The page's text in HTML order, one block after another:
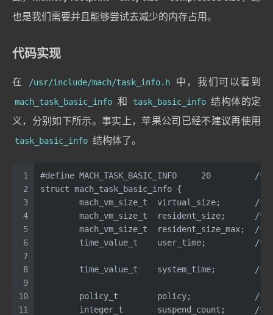
也是我们需要并且能够尝试去减少的内存占用。
代码实现
在 /usr/include/mach/task_info.h
中，我们可以看到
mach_task_basic_info 和 task_basic_info 结构体的定
义，分别如下所示。事实上，苹果公司已经不建议再使用
task_basic_info 结构体了。
1
2
3
4
5
6
7
8
9
10
11
#define MACH_TASK_BASIC_INFO     20
struct mach_task_basic_info {
mach_vm_size_t  virtual_size;       /*
mach_vm_size_t  resident_size;      /*
mach_vm_size_t  resident_size_max;  /*
time_value_t    user_time;          /*
time_value_t    system_time;        /*
policy_t        policy;             /*
integer_t       suspend_count;      /*